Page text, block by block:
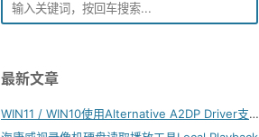
最新文章
WIN11 / WIN10使用Alternative A2DP Driver支持LDAC